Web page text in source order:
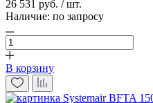
26 531 руб. / шт.
Наличие: по запросу
В корзину